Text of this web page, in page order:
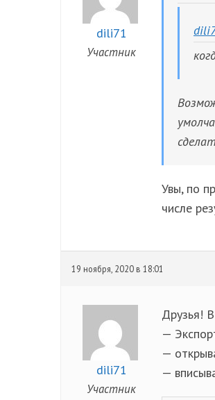
dili71
Участник
Увы, по
числе
19 ноября, 2020 в 18:01
dili71
Участник
Друзья!
—
—
—